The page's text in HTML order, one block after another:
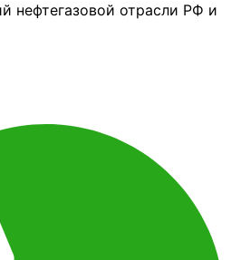
нефтегазовой отрасли РФ и